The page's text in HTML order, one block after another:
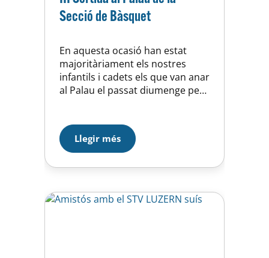
Secció de Bàsquet
En aquesta ocasió han estat
majoritàriament els nostres
infantils i cadets els que van anar
al Palau el passat diumenge per
Barcelona.Un total de 37
jugadors i jugadores van estar a
peu de pista compartint una
bona estona al costat de la
Llegir més